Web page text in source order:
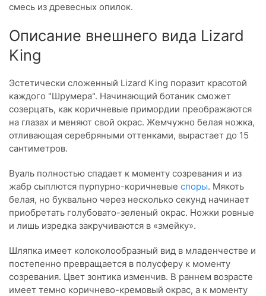
смесь из древесных опилок.
Описание внешнего вида Lizard
King
Эстетически сложенный Lizard King поразит красотой
каждого "Шрумера". Начинающий ботаник сможет
созерцать, как коричневые примордии преображаются
на глазах и меняют свой окрас. Жемчужно белая ножка,
отливающая серебряными оттенками, вырастает до 15
сантиметров.
Вуаль полностью спадает к моменту созревания и из
жабр сыплются пурпурно-коричневые споры. Мякоть
белая, но буквально через несколько секунд начинает
приобретать голубовато-зеленый окрас. Ножки ровные
и лишь изредка закручиваются в «змейку».
Шляпка имеет колоколообразный вид в младенчестве и
постепенно превращается в полусферу к моменту
созревания. Цвет зонтика изменчив. В раннем возрасте
имеет темно коричнево-кремовый окрас, а к моменту